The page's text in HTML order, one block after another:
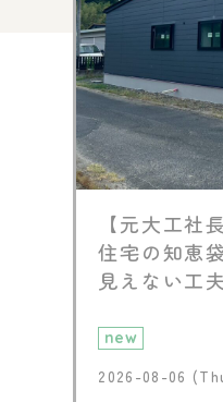
【元大工社
住宅の知恵
見えない工
new
2026-08-06